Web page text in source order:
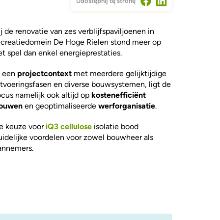
de renovatie van zes verblijfspaviljoenen in
De Hoge Rielen stond meer op
spel dan enkel energieprestaties.
een projectcontext met meerdere gelijktijdige
en diverse bouwsystemen, ligt de
namelijk ook altijd opkostenefficiënt
en geoptimaliseerdewerforganisatie.
keuze voor iQ3 cellulose isolatie bood
voordelen voor zowel bouwheer als